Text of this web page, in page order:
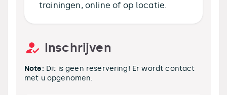
trainingen, online of op locatie.
Inschrijven
Note: Dit is geen reservering! Er wordt contact
met u opgenomen.